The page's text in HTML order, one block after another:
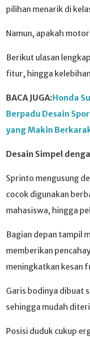
pilihan menarik di
Namun, apakah
Berikut ulasan
fitur, hingga
BACA JUGA:Honda
Berpadu Desain
yang Makin
Desain Simpel
Sprinto mengusung
cocok digunakan
mahasiswa, hingga
Bagian depan tampil
memberikan
meningkatkan kesan
Garis bodinya dibuat
sehingga mudah
Posisi duduk cukup